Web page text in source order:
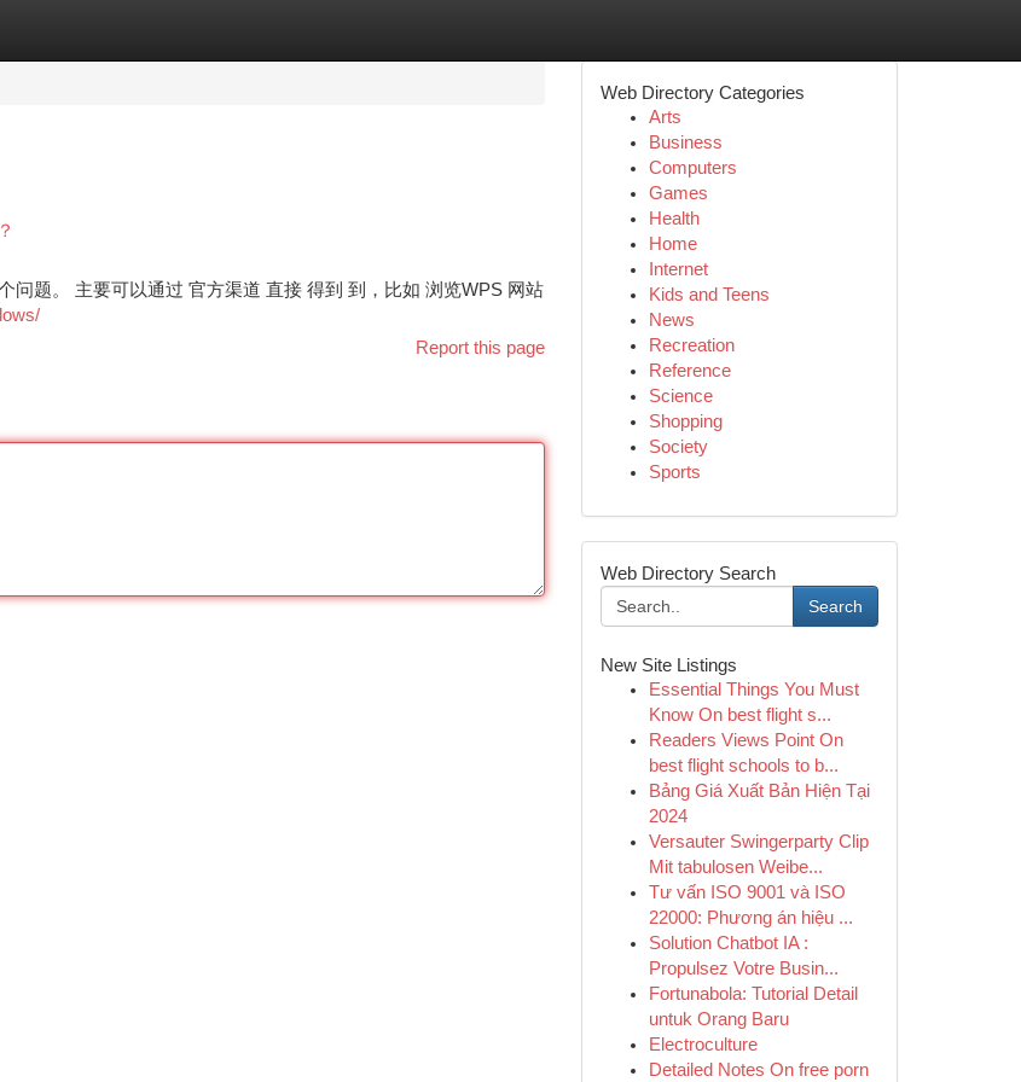
问题。 主要可以通过 官方渠道 直接 得到 到，比如 浏览WPS 网站
Report this page
Web Directory Categories
Arts
Business
Computers
Games
Health
Home
Internet
Kids and Teens
News
Recreation
Reference
Science
Shopping
Society
Sports
Web Directory Search
Search
New Site Listings
Essential Things You Must
Know On best flight s...
Readers Views Point On
best flight schools to b...
Bảng Giá Xuất Bản Hiện Tại
2024
Versauter Swingerparty Clip
Mit tabulosen Weibe...
Tư vấn ISO 9001 và ISO
22000: Phương án hiệu ...
Solution Chatbot IA :
Propulsez Votre Busin...
Fortunabola: Tutorial Detail
untuk Orang Baru
Electroculture
Detailed Notes On free porn